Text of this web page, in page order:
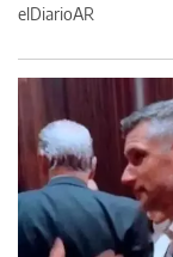
elDiarioAR